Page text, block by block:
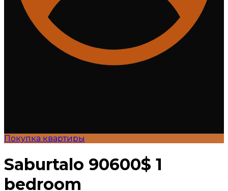
Покупка квартиры
Saburtalo 90600$ 1
bedroom